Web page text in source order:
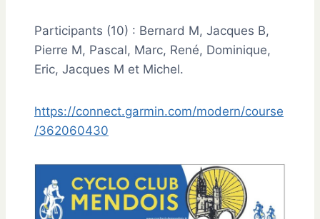
Participants (10) : Bernard M, Jacques B,
Pierre M, Pascal, Marc, René, Dominique,
Eric, Jacques M et Michel.
https://connect.garmin.com/modern/course
/362060430